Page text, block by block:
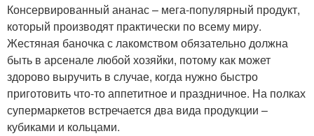
Консервированный ананас – мега-популярный продукт,
который производят практически по всему миру.
Жестяная баночка с лакомством обязательно должна
быть в арсенале любой хозяйки, потому как может
здорово выручить в случае, когда нужно быстро
приготовить что-то аппетитное и праздничное. На полках
супермаркетов встречается два вида продукции –
кубиками и кольцами.